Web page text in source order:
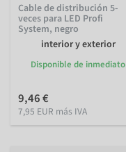
Cable de distribución 5-
veces para LED Profi
System, negro
interior y exterior
Disponible de inmediato
9,46 €
7,95 EUR más IVA